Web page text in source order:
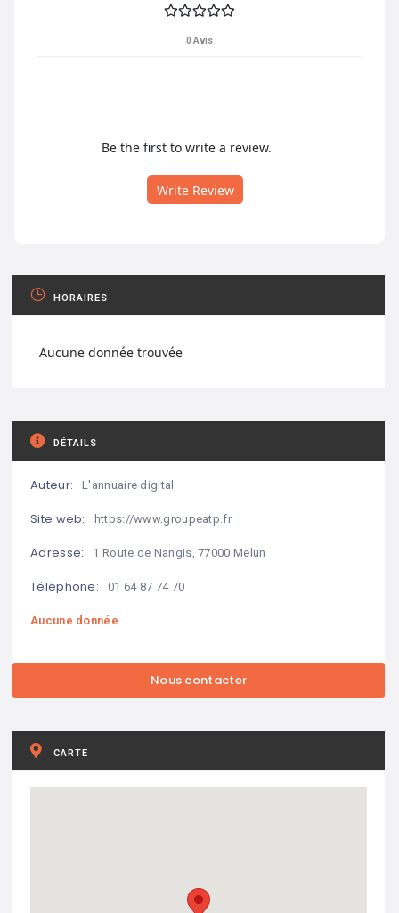
0 Avis
Be the first to write a review.
Write Review
HORAIRES
Aucune donnée trouvée
DÉTAILS
Auteur: L'annuaire digital
Site web: https://www.groupeatp.fr
Adresse: 1 Route de Nangis, 77000 Melun
Téléphone: 01 64 87 74 70
Aucune donnée
CARTE